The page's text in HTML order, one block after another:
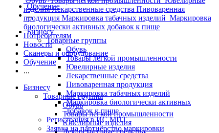
Обучение
...
Бизнесу
Товарные группы
Обувь
Товары легкой промышленности
Ювелирные изделия
Лекарственные средства
Пивоваренная продукция
Маркировка табачных изделий
Маркировка биологически активных
добавок к пище
Регистрация в ИС МПТ
Заявка на партнёрство маркировки
изделияЛекарственные средства Пивоваренная
продукция Маркировка табачных изделий Маркировка
биологически активных добавок к пище
Потребителям
Новости
Сканеры и оборудование
Обучение
...
Бизнесу
Товарные группы
Обувь
Товары легкой промышленности
Ювелирные изделия
Лекарственные средства